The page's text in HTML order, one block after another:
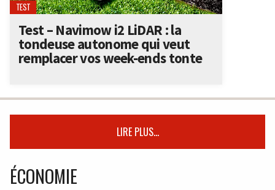
TEST
Test – Navimow i2 LiDAR : la
tondeuse autonome qui veut
remplacer vos week-ends tonte
LIRE PLUS...
ÉCONOMIE